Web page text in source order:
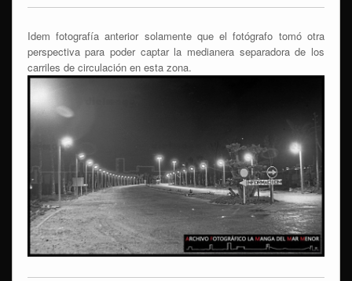
Idem fotografía anterior solamente que el fotógrafo tomó otra
perspectiva para poder captar la medianera separadora de los
carriles de circulación en esta zona.